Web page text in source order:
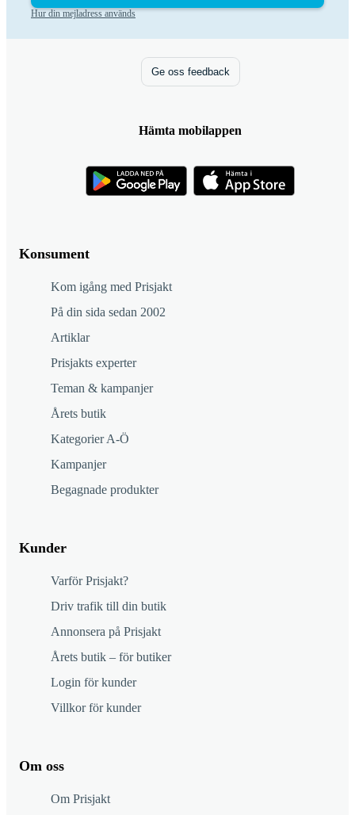
Hur din mejladress används
Konsument
Kom igång med Prisjakt
På din sida sedan 2002
Artiklar
Prisjakts experter
Teman & kampanjer
Årets butik
Kategorier A-Ö
Kampanjer
Begagnade produkter
Kunder
Varför Prisjakt?
Driv trafik till din butik
Annonsera på Prisjakt
Årets butik – för butiker
Login för kunder
Villkor för kunder
Om oss
Om Prisjakt
Ge oss feedback
Hämta mobilappen